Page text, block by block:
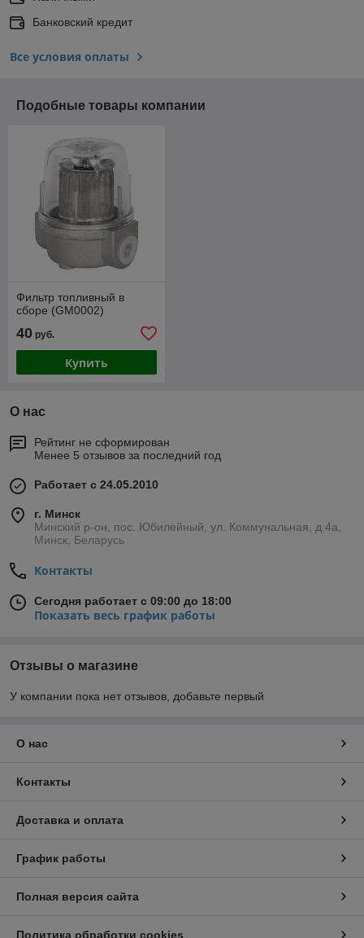
Банковский кредит
Все условия оплаты
Подобные товары компании
Фильтр топливный в
сборе (GM0002)
40 руб.
Купить
О нас
Рейтинг не сформирован
Менее 5 отзывов за последний год
Работает с 24.05.2010
г. Минск
Минский р-он, пос. Юбилейный, ул. Коммунальная, д.4а,
Минск, Беларусь
Контакты
Сегодня работает с 09:00 до 18:00
Показать весь график работы
Отзывы о магазине
У компании пока нет отзывов, добавьте первый
О нас
Контакты
Доставка и оплата
График работы
Полная версия сайта
Политика обработки cookies